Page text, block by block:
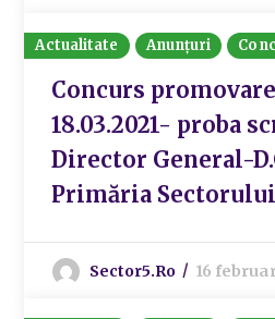
Actualitate Anunțuri
Concurs
18.03.2021- proba
Director General-
Primăria
Sector5.ro 16